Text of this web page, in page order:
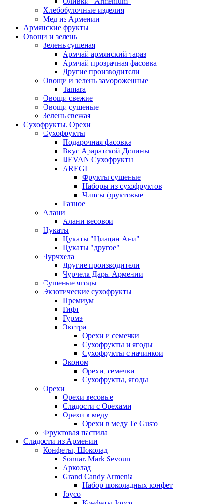
Хлебобулочные изделия
Мед из Армении
Армянские фрукты
Овощи и зелень
Зелень сушеная
Армчай армянский тараз
Армчай прозрачная фасовка
Другие производители
Овощи и зелень замороженные
Tamara
Овощи свежие
Овощи сушеные
Зелень свежая
Сухофрукты. Орехи
Сухофрукты
Подарочная фасовка
Вкус Араратской Долины
IJEVAN Сухофрукты
AREGI
Фрукты сушеные
Наборы из сухофруктов
Чипсы фруктовые
Разное
Алани
Алани весовой
Цукаты
Цукаты "Циацан Ани"
Цукаты "другое"
Чурчхела
Другие производители
Чурчела Дары Армении
Сушеные ягоды
Экзотические сухофрукты
Премиум
Гифт
Гурмэ
Экстра
Орехи и семечки
Сухофрукты и ягоды
Сухофрукты с начинкой
Эконом
Орехи, семечки
Сухофрукты, ягоды
Орехи
Орехи весовые
Сладости с Орехами
Орехи в меду
Орехи в меду Te Gusto
Фруктовая пастила
Сладости из Армении
Конфеты, Шоколад
Sonuar. Mark Sevouni
Арколад
Grand Candy Armenia
Набор шоколадных конфет
Joyco